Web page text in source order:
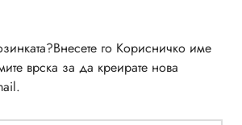
го Kорисничко име
врска за да креирате нова